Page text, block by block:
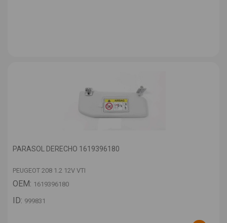
PARASOL DERECHO 1619396180
PEUGEOT 208 1.2 12V VTI
OEM: 1619396180
ID: 999831